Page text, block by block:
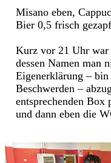
Misano eben,
Bier 0,5 frisch
Kurz vor 21 Uhr war
dessen Namen man
Eigenerklärung – bin
Beschwerden –
entsprechenden Box
und dann eben die